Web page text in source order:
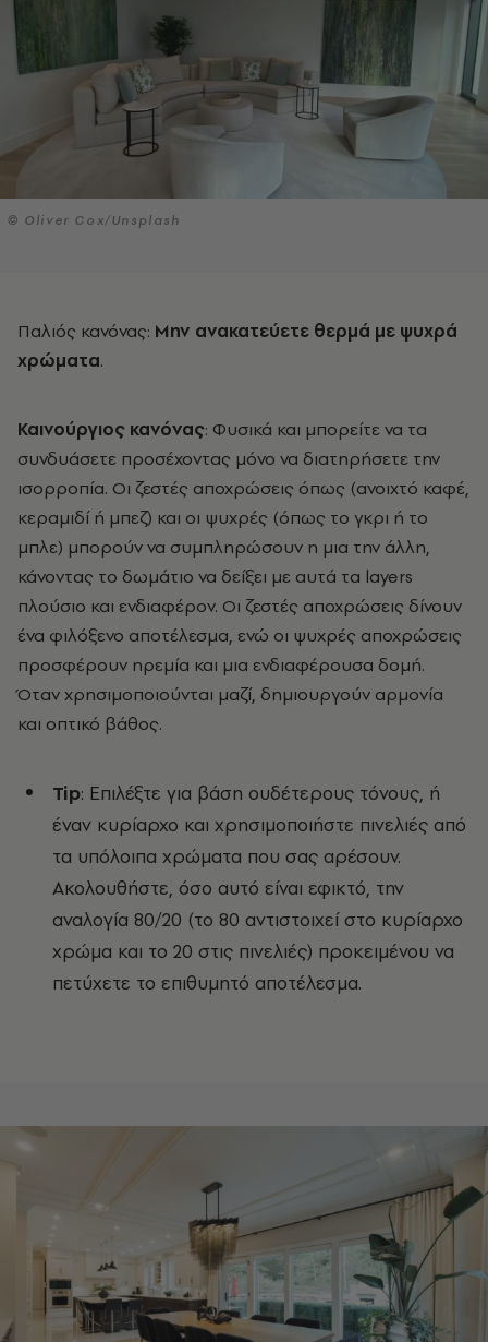
© Oliver Cox/Unsplash
Παλιός κανόνας: Μην ανακατεύετε θερμά με ψυχρά
χρώματα.
Καινούργιος κανόνας: Φυσικά και μπορείτε να τα
συνδυάσετε προσέχοντας μόνο να διατηρήσετε την
ισορροπία. Οι ζεστές αποχρώσεις όπως (ανοιχτό καφέ,
κεραμιδί ή μπεζ) και οι ψυχρές (όπως το γκρι ή το
μπλε) μπορούν να συμπληρώσουν η μια την άλλη,
κάνοντας το δωμάτιο να δείξει με αυτά τα layers
πλούσιο και ενδιαφέρον. Οι ζεστές αποχρώσεις δίνουν
ένα φιλόξενο αποτέλεσμα, ενώ οι ψυχρές αποχρώσεις
προσφέρουν ηρεμία και μια ενδιαφέρουσα δομή.
Όταν χρησιμοποιούνται μαζί, δημιουργούν αρμονία
και οπτικό βάθος.
Tip: Επιλέξτε για βάση ουδέτερους τόνους, ή
έναν κυρίαρχο και χρησιμοποιήστε πινελιές από
τα υπόλοιπα χρώματα που σας αρέσουν.
Ακολουθήστε, όσο αυτό είναι εφικτό, την
αναλογία 80/20 (το 80 αντιστοιχεί στο κυρίαρχο
χρώμα και το 20 στις πινελιές) προκειμένου να
πετύχετε το επιθυμητό αποτέλεσμα.